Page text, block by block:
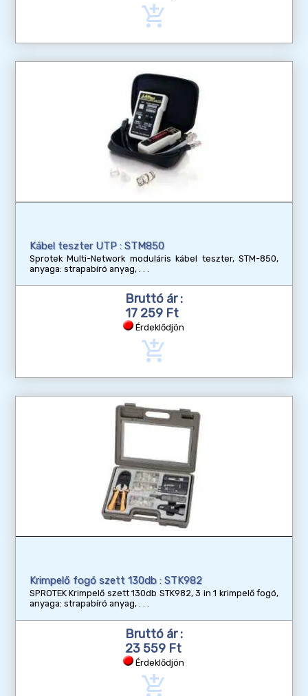
add_shopping_cart
Kábel teszter UTP : STM850
Sprotek Multi-Network moduláris kábel teszter, STM-850,
anyaga: strapabíró anyag,
Bruttó ár :
17 259 Ft
Érdeklődjön
add_shopping_cart
Krimpelő fogó szett 130db : STK982
SPROTEK Krimpelő szett 130db STK982, 3 in 1 krimpelő fogó,
anyaga: strapabíró anyag,
Bruttó ár :
23 559 Ft
Érdeklődjön
add_shopping_cart